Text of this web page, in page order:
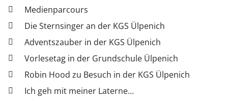
Medienparcours
Die Sternsinger an der KGS Ülpenich
Adventszauber in der KGS Ülpenich
Vorlesetag in der Grundschule Ülpenich
Robin Hood zu Besuch in der KGS Ülpenich
Ich geh mit meiner Laterne...